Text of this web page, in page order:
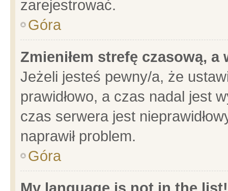
zarejestrować.
Góra
Zmieniłem strefę czasową,
Jeżeli jesteś pewny/a, że
prawidłowo, a czas nadal jest
czas serwera jest
naprawił problem.
Góra